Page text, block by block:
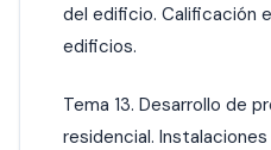
del edificio. Calificación
edificios.
Tema 13. Desarrollo de
residencial.